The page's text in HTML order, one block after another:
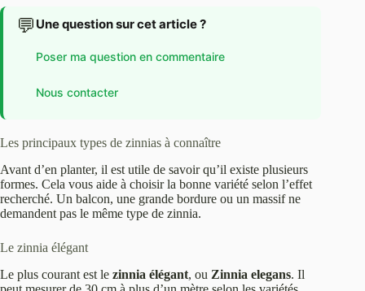
💬 Une question sur cet article ?
Poser ma question en commentaire
Nous contacter
Les principaux types de zinnias à connaître
Avant d’en planter, il est utile de savoir qu’il existe plusieurs
formes. Cela vous aide à choisir la bonne variété selon l’effet
recherché. Un balcon, une grande bordure ou un massif ne
demandent pas le même type de zinnia.
Le zinnia élégant
Le plus courant est le zinnia élégant, ou Zinnia elegans. Il